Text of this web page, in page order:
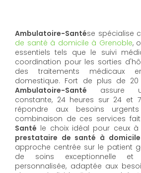
Ambulatoire-Santése spécialise
de santé à domicile à Grenoble,
essentiels tels que le suivi
coordination pour les sorties
des traitements médicaux
domestique. Fort de plus de 20
Ambulatoire-Santé assure
constante, 24 heures sur 24 et
répondre aux besoins
combinaison de ces services
Santé le choix idéal pour ceux
prestataire de santé à
approche centrée sur le patient
de soins exceptionnelle et
personnalisée, adaptée aux